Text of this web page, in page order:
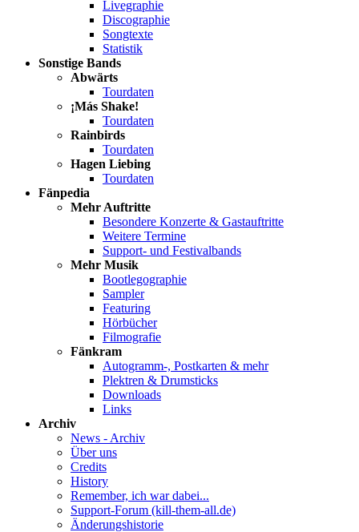
Livegraphie
Discographie
Songtexte
Statistik
Sonstige Bands
Abwärts
Tourdaten
¡Más Shake!
Tourdaten
Rainbirds
Tourdaten
Hagen Liebing
Tourdaten
Fänpedia
Mehr Auftritte
Besondere Konzerte & Gastauftritte
Weitere Termine
Support- und Festivalbands
Mehr Musik
Bootlegographie
Sampler
Featuring
Hörbücher
Filmografie
Fänkram
Autogramm-, Postkarten & mehr
Plektren & Drumsticks
Downloads
Links
Archiv
News - Archiv
Über uns
Credits
History
Remember, ich war dabei...
Support-Forum (kill-them-all.de)
Änderungshistorie